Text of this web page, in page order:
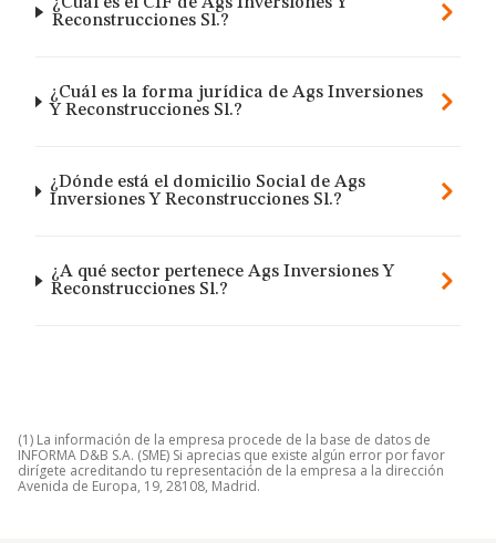
Reconstrucciones Sl.?
¿Cuál es la forma jurídica de Ags Inversiones
Y Reconstrucciones Sl.?
¿Dónde está el domicilio Social de Ags
Inversiones Y Reconstrucciones Sl.?
¿A qué sector pertenece Ags Inversiones Y
Reconstrucciones Sl.?
(1) La información de la empresa procede de la base de datos de
INFORMA D&B S.A. (SME) Si aprecias que existe algún error por favor
dirígete acreditando tu representación de la empresa a la dirección
Avenida de Europa, 19, 28108, Madrid.